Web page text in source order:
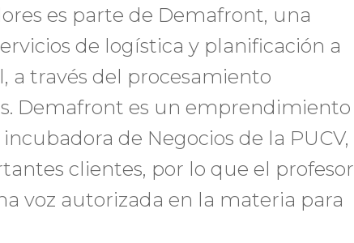
es parte de Demafront, una
de logística y planificación a
a través del procesamiento
Demafront es un emprendimiento
de Negocios de la PUCV,
clientes, por lo que el profesor
voz autorizada en la materia para